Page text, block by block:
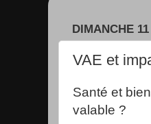
DIMANCHE
VAE et
Santé et
valable ?